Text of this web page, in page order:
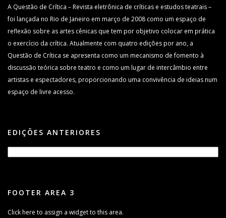
A Questão de Crítica – Revista eletrônica de críticas e estudos teatrais –
foi lançada no Rio de Janeiro em março de 2008 como um espaço de
reflexão sobre as artes cênicas que tem por objetivo colocar em prática
o exercício da crítica. Atualmente com quatro edições por ano, a
Questão de Crítica se apresenta como um mecanismo de fomento à
discussão teórica sobre teatro e como um lugar de intercâmbio entre
artistas e espectadores, proporcionando uma convivência de ideias num
espaço de livre acesso.
EDIÇÕES ANTERIORES
FOOTER AREA 3
Click here to assign a widget to this area.